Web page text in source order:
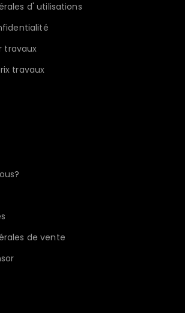
d' utilisations
travaux
travaux
de vente